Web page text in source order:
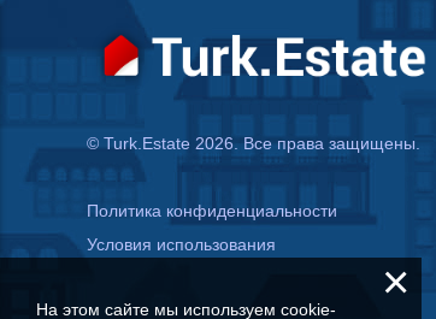
© Turk.Estate 2026. Все права защищены.
Политика конфиденциальности
Условия использования
×
На этом сайте мы используем cookie-